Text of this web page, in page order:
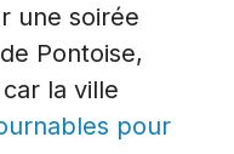
une soirée
Pontoise,
la ville
pour